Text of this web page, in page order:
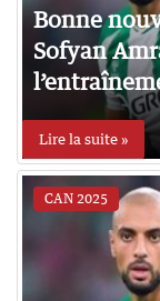
Bonne
Sofyan
Lire la suite »
CAN 2025